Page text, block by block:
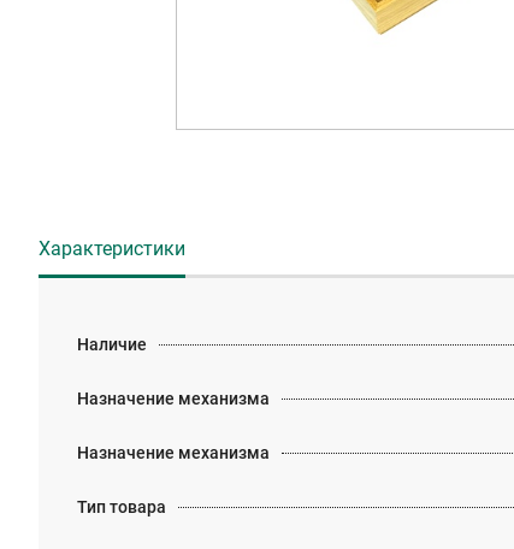
Характеристики
Наличие
Назначение механизма
Назначение механизма
Тип товара